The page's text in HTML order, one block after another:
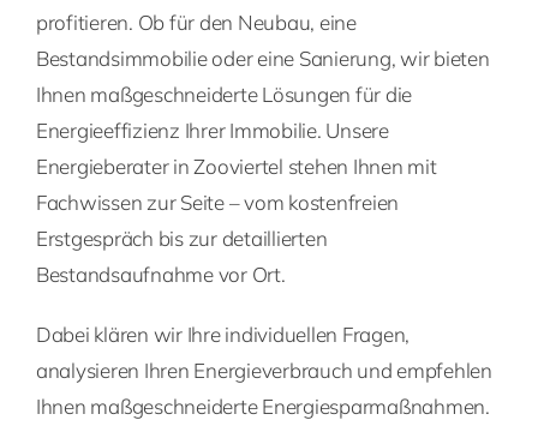
profitieren. Ob für den Neubau, eine
Bestandsimmobilie oder eine Sanierung, wir bieten
Ihnen maßgeschneiderte Lösungen für die
Energieeffizienz Ihrer Immobilie. Unsere
Energieberater in Zooviertel stehen Ihnen mit
Fachwissen zur Seite – vom kostenfreien
Erstgespräch bis zur detaillierten
Bestandsaufnahme vor Ort.
Dabei klären wir Ihre individuellen Fragen,
analysieren Ihren Energieverbrauch und empfehlen
Ihnen maßgeschneiderte Energiesparmaßnahmen.